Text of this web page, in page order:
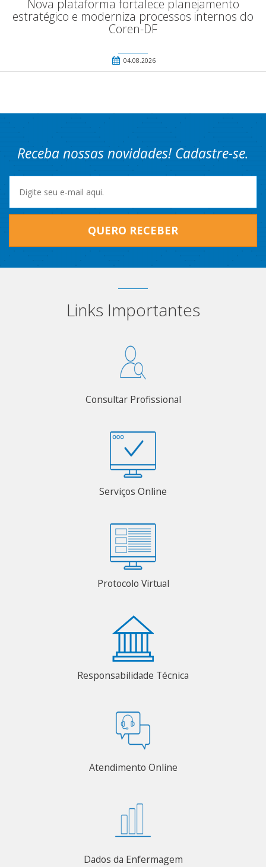
Nova plataforma fortalece planejamento
estratégico e moderniza processos internos do
Coren-DF
04.08.2026
Receba nossas novidades! Cadastre-se.
QUERO RECEBER
Links Importantes
Consultar Profissional
Serviços Online
Protocolo Virtual
Responsabilidade Técnica
Atendimento Online
Dados da Enfermagem